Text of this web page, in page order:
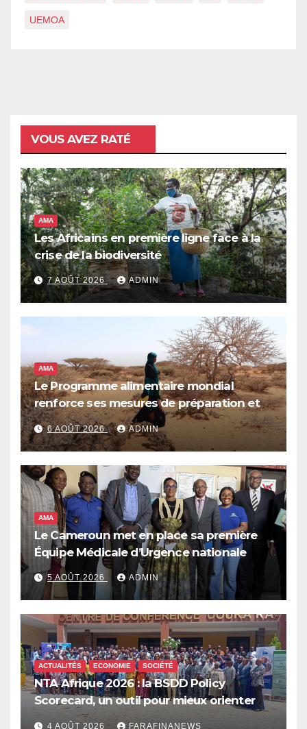
UEMOA
VOUS AVEZ RATÉ
AMA
Les Africains en première ligne face à la
crise de la biodiversité
7 AOÛT 2026 ADMIN
AMA
Le Programme alimentaire mondial
renforce ses mesures de préparation et
de réponse face à la menace d’El Niño,
qui pourrait plonger des dizaines de
millions de personnes dans l’insécurité
alimentaire aiguë
6 AOÛT 2026 ADMIN
AMA
Le Cameroun met en place sa première
Équipe Médicale d’Urgence nationale
5 AOÛT 2026 ADMIN
ACTUALITÉS ECONOMIE SOCIÉTÉ
NTA Afrique 2026 : la BSDD Policy
Scorecard, un outil pour mieux orienter
les dépenses publiques
4 AOÛT 2026 FARAFINANEWS